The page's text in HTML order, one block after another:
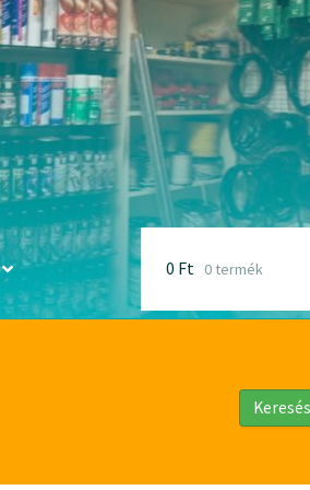
0 Ft 0 termék
Keresés